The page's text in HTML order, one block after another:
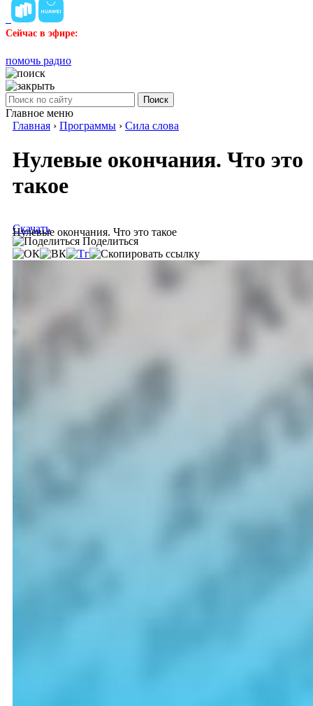
Сейчас в эфире:
помочь радио
Поиск
Главное меню
Главная › Программы › Сила слова
Нулевые окончания. Что это
такое
Нулевые окончания. Что это такое
Скачать
Поделиться